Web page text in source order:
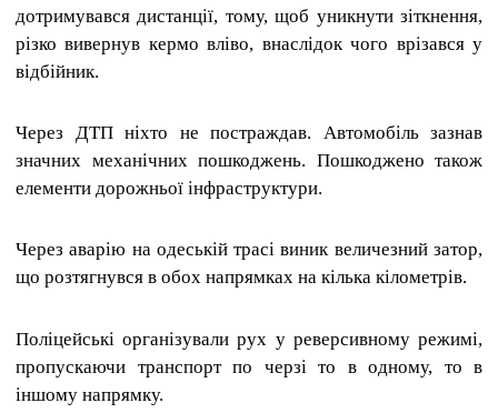
дотримувався дистанції, тому, щоб уникнути зіткнення,
різко вивернув кермо вліво, внаслідок чого врізався у
відбійник.
Через ДТП ніхто не постраждав. Автомобіль зазнав
значних механічних пошкоджень. Пошкоджено також
елементи дорожньої інфраструктури.
Через аварію на одеській трасі виник величезний затор,
що розтягнувся в обох напрямках на кілька кілометрів.
Поліцейські організували рух у реверсивному режимі,
пропускаючи транспорт по черзі то в одному, то в
іншому напрямку.